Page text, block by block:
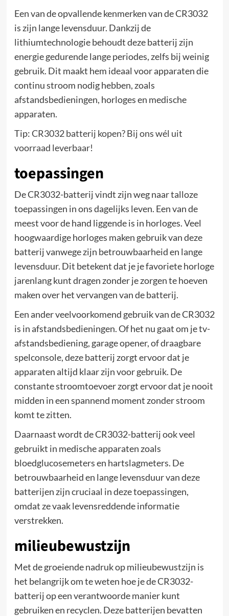
Een van de opvallende kenmerken van de CR3032
is zijn lange levensduur. Dankzij de
lithiumtechnologie behoudt deze batterij zijn
energie gedurende lange periodes, zelfs bij weinig
gebruik. Dit maakt hem ideaal voor apparaten die
continu stroom nodig hebben, zoals
afstandsbedieningen, horloges en medische
apparaten.
Tip:CR3032 batterij kopen? Bij ons wél uit
voorraad leverbaar!
toepassingen
De CR3032-batterij vindt zijn weg naar talloze
toepassingen in ons dagelijks leven. Een van de
meest voor de hand liggende is in horloges. Veel
hoogwaardige horloges maken gebruik van deze
batterij vanwege zijn betrouwbaarheid en lange
levensduur. Dit betekent dat je je favoriete horloge
jarenlang kunt dragen zonder je zorgen te hoeven
maken over het vervangen van de batterij.
Een ander veelvoorkomend gebruik van de CR3032
is in afstandsbedieningen. Of het nu gaat om je tv-
afstandsbediening, garage opener, of draagbare
spelconsole, deze batterij zorgt ervoor dat je
apparaten altijd klaar zijn voor gebruik. De
constante stroomtoevoer zorgt ervoor dat je nooit
midden in een spannend moment zonder stroom
komt te zitten.
Daarnaast wordt de CR3032-batterij ook veel
gebruikt in medische apparaten zoals
bloedglucosemeters en hartslagmeters. De
betrouwbaarheid en lange levensduur van deze
batterijen zijn cruciaal in deze toepassingen,
omdat ze vaak levensreddende informatie
verstrekken.
milieubewustzijn
Met de groeiende nadruk op milieubewustzijn is
het belangrijk om te weten hoe je de CR3032-
batterij op een verantwoorde manier kunt
gebruiken en recyclen. Deze batterijen bevatten